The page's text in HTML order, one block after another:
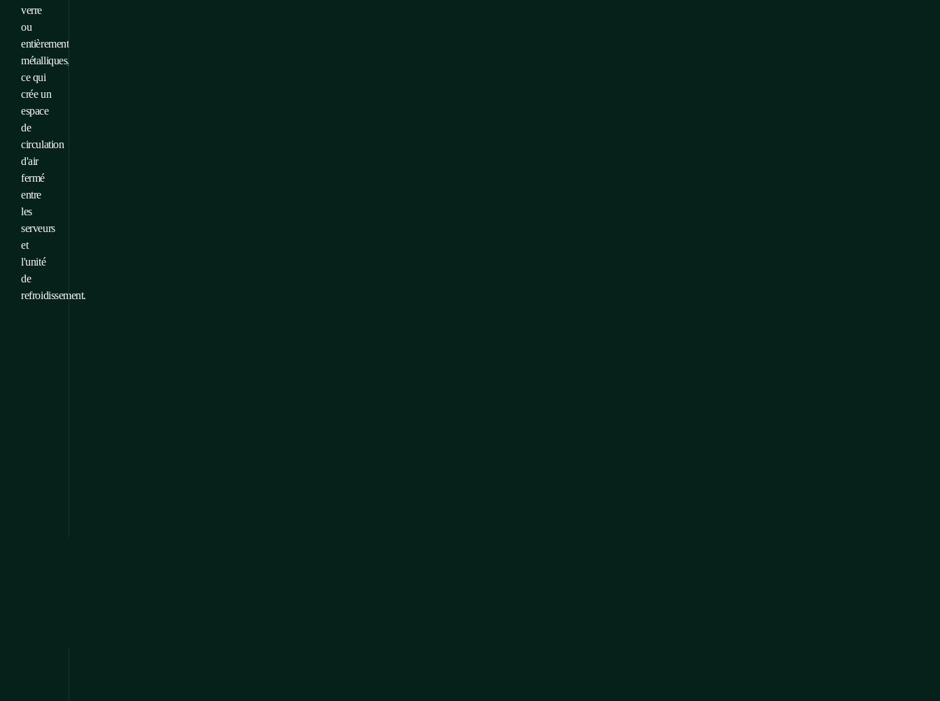
verre
ou
entièrement
métalliques,
ce qui
crée un
espace
de
circulation
d'air
fermé
entre
les
serveurs
et
l'unité
de
refroidissement.